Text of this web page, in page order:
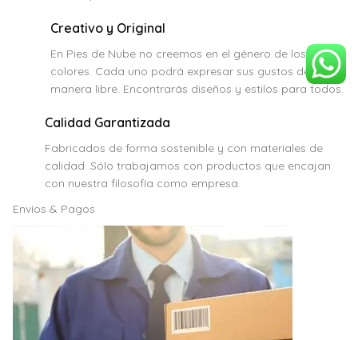
Creativo y Original
En Pies de Nube no creemos en el género de los
colores. Cada uno podrá expresar sus gustos de
manera libre. Encontrarás diseños y estilos para todos.
Calidad Garantizada
Fabricados de forma sostenible y con materiales de
calidad. Sólo trabajamos con productos que encajan
con nuestra filosofía como empresa.
Envíos & Pagos